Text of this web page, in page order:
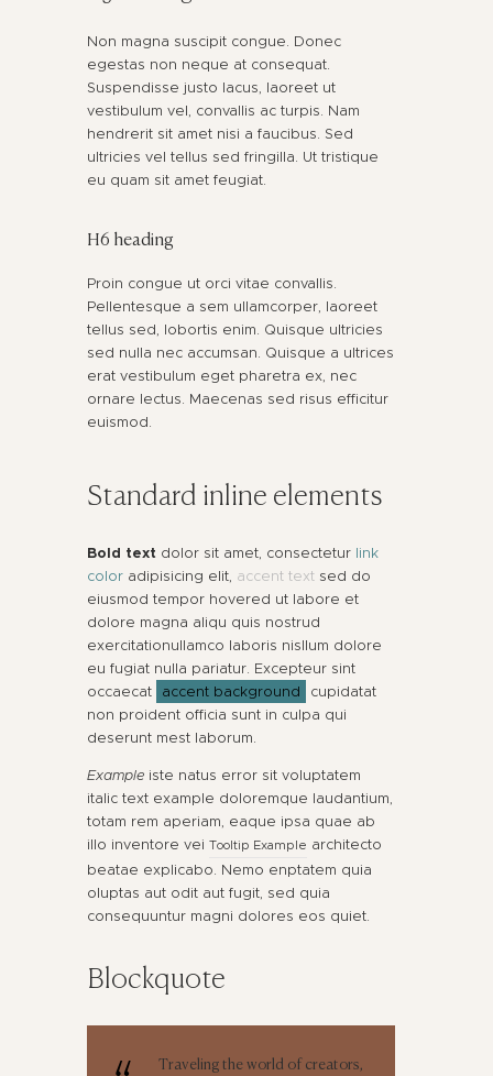
Non magna suscipit congue. Donec
egestas non neque at consequat.
Suspendisse justo lacus, laoreet ut
vestibulum vel, convallis ac turpis. Nam
hendrerit sit amet nisi a faucibus. Sed
ultricies vel tellus sed fringilla. Ut tristique
eu quam sit amet feugiat.
H6 heading
Proin congue ut orci vitae convallis.
Pellentesque a sem ullamcorper, laoreet
tellus sed, lobortis enim. Quisque ultricies
sed nulla nec accumsan. Quisque a ultrices
erat vestibulum eget pharetra ex, nec
ornare lectus. Maecenas sed risus efficitur
euismod.
​Standard inline elements
Bold text dolor sit amet, consectetur link
color adipisicing elit, accent text sed do
eiusmod tempor hovered ut labore et
dolore magna aliqu quis nostrud
exercitationullamco laboris nisllum dolore
eu fugiat nulla pariatur. Excepteur sint
occaecat accent background
cupidatat
non proident officia sunt in culpa qui
deserunt mest laborum.
Example iste natus error sit voluptatem
italic text example doloremque laudantium,
totam rem aperiam, eaque ipsa quae ab
illo inventore vei Tooltip Example architecto
beatae explicabo. Nemo enptatem quia
oluptas aut odit aut fugit, sed quia
consequuntur magni dolores eos quiet.
Blockquote
Traveling the world of creators,